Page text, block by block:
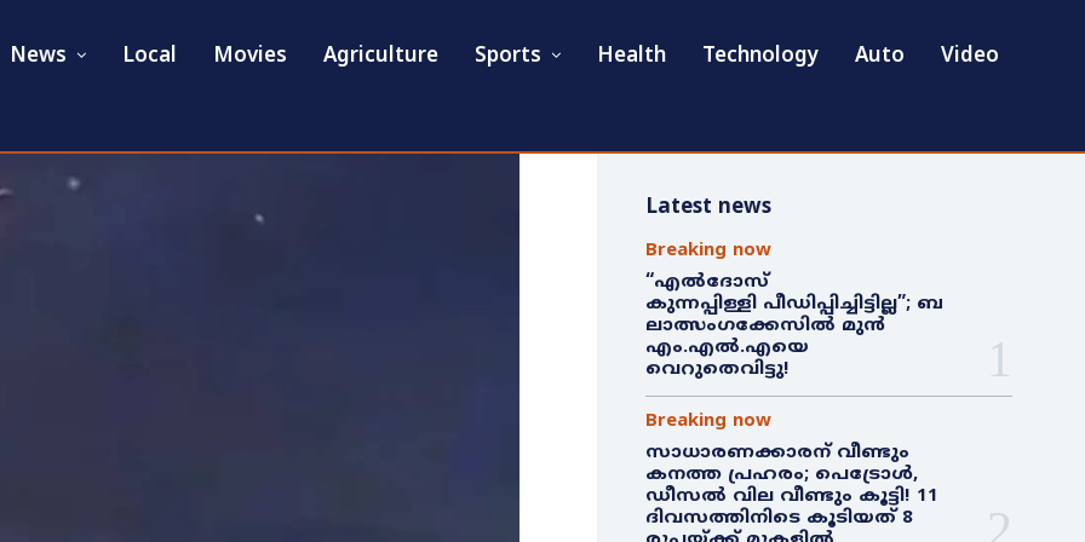
News Local Movies Agriculture Sports Health Technology Auto Video
Latest news
Breaking now
“എൽദോസ്
കുന്നപ്പിള്ളി പീഡിപ്പിച്ചിട്ടില്ല”; ബ
ലാത്സംഗക്കേസിൽ മുൻ
എം.എൽ.എയെ
വെറുതെവിട്ടു!
Breaking now
സാധാരണക്കാരന് വീണ്ടും
കനത്ത പ്രഹരം; പെട്രോൾ,
ഡീസൽ വില വീണ്ടും കൂട്ടി! 11
ദിവസത്തിനിടെ കൂടിയത് 8